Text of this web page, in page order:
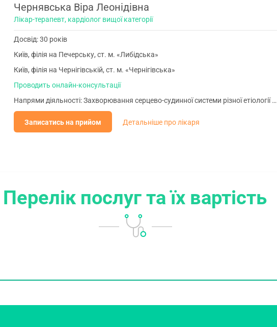
Чернявська Віра Леонідівна
Лікар-терапевт, кардіолог вищої категорії
Досвід: 30 років
Київ, філія на Печерську, ст. м. «Либідська»
Київ, філія на Чернігівській, ст. м. «Чернігівська»
Проводить онлайн-консультації
Напрями діяльності: Захворювання серцево-судинної системи різної етіології …
Записатись на прийом Детальніше про лікаря
Перелік послуг та їх вартість